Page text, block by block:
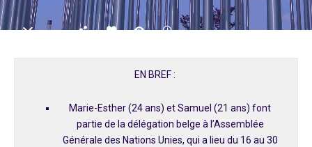
EN BREF :
Marie-Esther (24 ans) et Samuel (21 ans) font
partie de la délégation belge à l’Assemblée
Générale des Nations Unies, qui a lieu du 16 au 30